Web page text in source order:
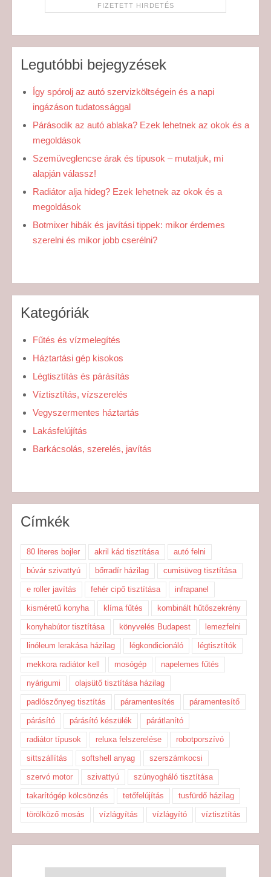
Legutóbbi bejegyzések
Így spórolj az autó szervizköltségein és a napi
ingázáson tudatossággal
Párásodik az autó ablaka? Ezek lehetnek az okok és a
megoldások
Szemüveglencse árak és típusok – mutatjuk, mi
alapján válassz!
Radiátor alja hideg? Ezek lehetnek az okok és a
megoldások
Botmixer hibák és javítási tippek: mikor érdemes
szerelni és mikor jobb cserélni?
Kategóriák
Fűtés és vízmelegítés
Háztartási gép kisokos
Légtisztítás és párásítás
Víztisztítás, vízszerelés
Vegyszermentes háztartás
Lakásfelújítás
Barkácsolás, szerelés, javítás
Címkék
80 literes bojler akril kád tisztítása autó felni
búvár szivattyú bőrradír házilag cumisüveg tisztítása
e roller javítás fehér cipő tisztítása infrapanel
kisméretű konyha klíma fűtés kombinált hűtőszekrény
konyhabútor tisztítása könyvelés Budapest lemezfelni
linóleum lerakása házilag légkondicionáló légtisztítók
mekkora radiátor kell mosógép napelemes fűtés
nyárigumi olajsütő tisztítása házilag
padlószőnyeg tisztítás páramentesítés páramentesítő
párásító párásító készülék párátlanító
radiátor típusok reluxa felszerelése robotporszívó
sittszállítás softshell anyag szerszámkocsi
szervó motor szivattyú szúnyogháló tisztítása
takarítógép kölcsönzés tetőfelújítás tusfürdő házilag
törölköző mosás vízlágyítás vízlágyító víztisztítás